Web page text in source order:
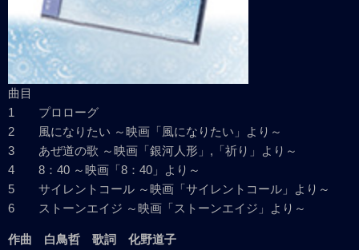
曲目
1 プロローグ
2 風になりたい ～映画「風になりたい」より～
3 あぜ道の歌 ～映画「銀河人形」,「祈り」より～
4 8：40 ～映画「8：40」より～
5 サイレントコール ～映画「サイレントコール」より～
6 ストーンエイジ ～映画「ストーンエイジ」より～
作曲 白鳥哲 歌詞 化野道子